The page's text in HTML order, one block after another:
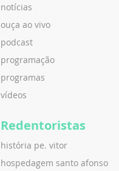
notícias
ouça ao vivo
podcast
programação
programas
vídeos
Redentoristas
história pe. vitor
hospedagem santo afonso